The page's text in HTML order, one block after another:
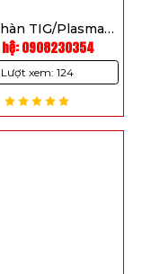
TIG/Plasma
ARC 82 HFP
0908230354
Lượt xem: 124